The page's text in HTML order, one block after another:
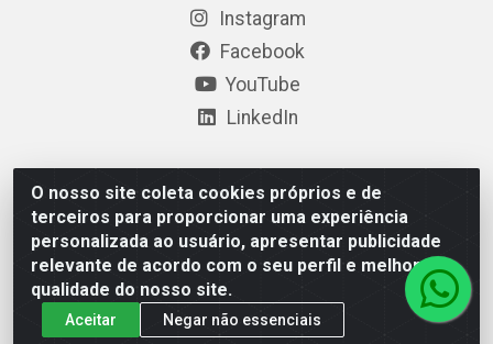
O nosso site coleta cookies próprios e de
terceiros para proporcionar uma experiência
personalizada ao usuário, apresentar publicidade
relevante de acordo com o seu perfil e melhorar a
qualidade do nosso site.
Aceitar Negar não essenciais
Instagram
Facebook
YouTube
LinkedIn
Polimold Industrial Ltda - Estrada dos Casa, 4585 – São
Bernardo do Campo / SP – CEP: 09.840-000 - CNPJ
44.106.466/0001-41